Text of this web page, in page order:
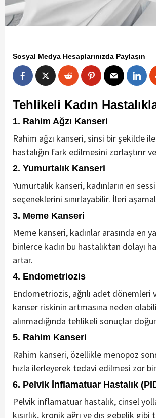
Sosyal Medya Hesaplarınızda Paylaşın
Tehlikeli Kadın
1. Rahim Ağzı Kanseri
Rahim ağzı kanseri, sinsi bir şekilde
hastalığın fark edilmesini zorlaştırır
2. Yumurtalık Kanseri
Yumurtalık kanseri, kadınların en
seçeneklerini sınırlayabilir. İleri
3. Meme Kanseri
Meme kanseri, kadınlar arasında en
binlerce kadın bu hastalıktan dolayı
artar.
4. Endometriozis
Endometriozis, ağrılı adet dönemleri
kanser riskinin artmasına neden
alınmadığında tehlikeli sonuçlar
5. Rahim Kanseri
Rahim kanseri, özellikle menopoz
hızla ilerleyerek tedavi edilmesi zor
6. Pelvik İnflamatuar Hastalık
Pelvik inflamatuar hastalık, cinsel
kısırlık, kronik ağrı ve dış gebelik